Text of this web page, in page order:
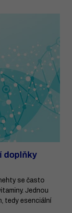
doplňky
se často
Jednou
tedy esenciální